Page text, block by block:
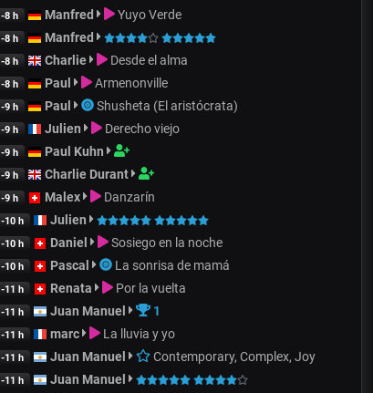
-8 h Manfred Yuyo Verde
-8 h Manfred
-8 h Charlie Desde el alma
-8 h Paul Armenonville
-9 h Paul Shusheta (El aristócrata)
-9 h Julien Derecho viejo
-9 h Paul Kuhn
-9 h Charlie Durant
-9 h Malex Danzarín
-10 h Julien
-10 h Daniel Sosiego en la noche
-10 h Pascal La sonrisa de mamá
-11 h Renata Por la vuelta
-11 h Juan Manuel 1
-11 h marc La lluvia y yo
-11 h Juan Manuel Contemporary, Complex, Joy
-11 h Juan Manuel